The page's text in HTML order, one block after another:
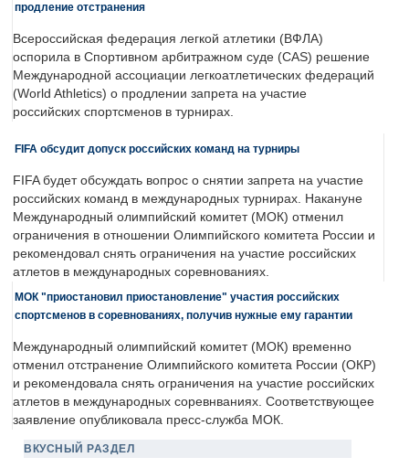
продление отстранения
Всероссийская федерация легкой атлетики (ВФЛА)
оспорила в Спортивном арбитражном суде (CAS) решение
Международной ассоциации легкоатлетических федераций
(World Athletics) о продлении запрета на участие
российских спортсменов в турнирах.
FIFA обсудит допуск российских команд на турниры
FIFA будет обсуждать вопрос о снятии запрета на участие
российских команд в международных турнирах. Накануне
Международный олимпийский комитет (МОК) отменил
ограничения в отношении Олимпийского комитета России и
рекомендовал снять ограничения на участие российских
атлетов в международных соревнованиях.
МОК "приостановил приостановление" участия российских
спортсменов в соревнованиях, получив нужные ему гарантии
Международный олимпийский комитет (МОК) временно
отменил отстранение Олимпийского комитета России (ОКР)
и рекомендовала снять ограничения на участие российских
атлетов в международных соревнваниях. Соответствующее
заявление опубликовала пресс-служба МОК.
ВКУСНЫЙ РАЗДЕЛ